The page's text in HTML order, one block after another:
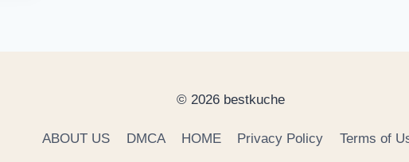
© 2026 bestkuche
ABOUT US DMCA HOME Privacy Policy Terms of